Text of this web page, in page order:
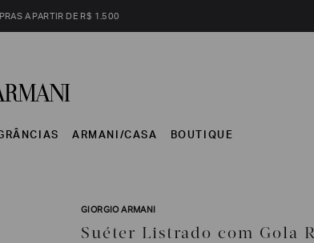
A PARTIR DE R$ 1.500
ARMANI/CASA BOUTIQUE
GIORGIO ARMANI
Suéter Listrado com Gola